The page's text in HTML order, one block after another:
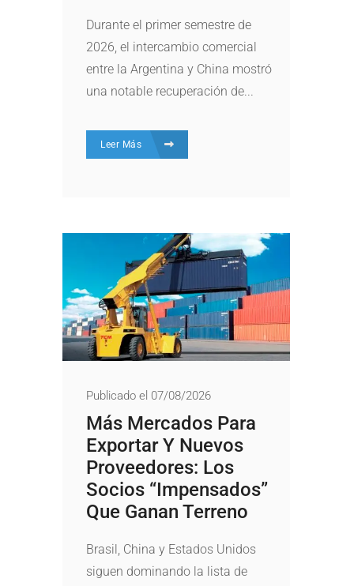
Durante el primer semestre de
2026, el intercambio comercial
entre la Argentina y China mostró
una notable recuperación de...
Leer Más
Publicado el 07/08/2026
Más Mercados Para
Exportar Y Nuevos
Proveedores: Los
Socios “impensados”
Que Ganan Terreno
Brasil, China y Estados Unidos
siguen dominando la lista de